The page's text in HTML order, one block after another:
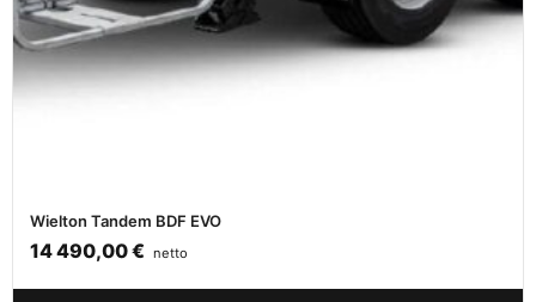
Wielton Tandem BDF EVO
14 490,00€ netto